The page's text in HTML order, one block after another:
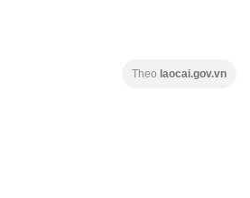
Theo laocai.gov.vn